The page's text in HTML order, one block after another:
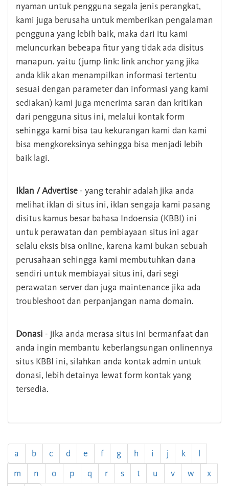
nyaman untuk pengguna segala jenis perangkat,
kami juga berusaha untuk memberikan pengalaman
pengguna yang lebih baik, maka dari itu kami
meluncurkan bebeapa fitur yang tidak ada disitus
manapun. yaitu (jump link: link anchor yang jika
anda klik akan menampilkan informasi tertentu
sesuai dengan parameter dan informasi yang kami
sediakan) kami juga menerima saran dan kritikan
dari pengguna situs ini, melalui kontak form
sehingga kami bisa tau kekurangan kami dan kami
bisa mengkoreksinya sehingga bisa menjadi lebih
baik lagi.
Iklan / Advertise - yang terahir adalah jika anda
melihat iklan di situs ini, iklan sengaja kami pasang
disitus kamus besar bahasa Indoensia (KBBI) ini
untuk perawatan dan pembiayaan situs ini agar
selalu eksis bisa online, karena kami bukan sebuah
perusahaan sehingga kami membutuhkan dana
sendiri untuk membiayai situs ini, dari segi
perawatan server dan juga maintenance jika ada
troubleshoot dan perpanjangan nama domain.
Donasi - jika anda merasa situs ini bermanfaat dan
anda ingin membantu keberlangsungan onlinennya
situs KBBI ini, silahkan anda kontak admin untuk
donasi, lebih detainya lewat form kontak yang
tersedia.
a b c d e f g h i j k
l
m
n o p q r s t u v w x